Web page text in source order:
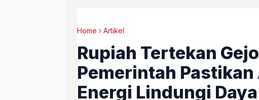
Home Artikel
Rupiah Tertekan
Pemerintah Pastikan
Energi Lindungi